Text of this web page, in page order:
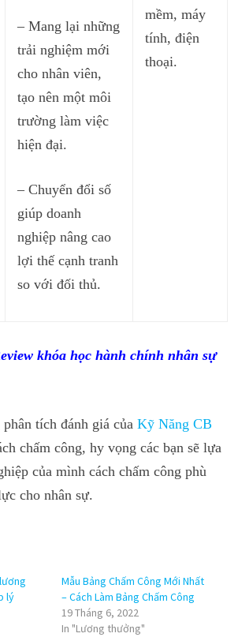
– Mang lại những
trải nghiệm mới
cho nhân viên,
tạo nên một môi
trường làm việc
hiện đại.
– Chuyển đổi số
giúp doanh
nghiệp nâng cao
lợi thế cạnh tranh
so với đối thủ.
mềm, máy
tính, điện
thoại.
khóa học hành chính nhân sự
tích đánh giá của Kỹ Năng CB
chấm công, hy vọng các bạn sẽ lựa
của mình cách chấm công phù
cho nhân sự.
lý
Mẫu Bảng Chấm Công Mới Nhất
– Cách Làm Bảng Chấm Công
19 Tháng 6, 2022
In "Lương thưởng"